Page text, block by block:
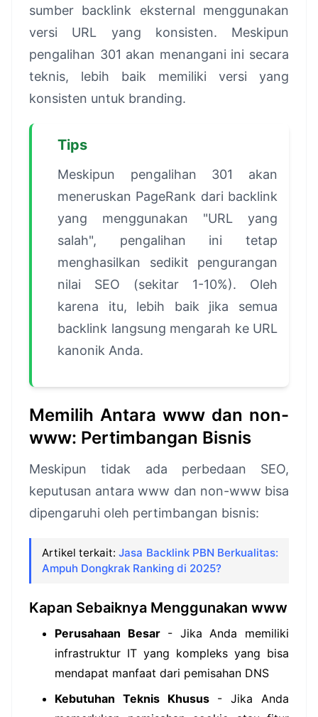
sumber backlink eksternal menggunakan
versi URL yang konsisten. Meskipun
pengalihan 301 akan menangani ini secara
teknis, lebih baik memiliki versi yang
konsisten untuk branding.
Tips
Meskipun pengalihan 301 akan
meneruskan PageRank dari backlink
yang menggunakan "URL yang
salah", pengalihan ini tetap
menghasilkan sedikit pengurangan
nilai SEO (sekitar 1-10%). Oleh
karena itu, lebih baik jika semua
backlink langsung mengarah ke URL
kanonik Anda.
Memilih Antara www dan non-
www: Pertimbangan Bisnis
Meskipun tidak ada perbedaan SEO,
keputusan antara www dan non-www bisa
dipengaruhi oleh pertimbangan bisnis:
Artikel terkait:Jasa Backlink PBN Berkualitas:
Ampuh Dongkrak Ranking di 2025?
Kapan Sebaiknya Menggunakan www
Perusahaan Besar- Jika Anda memiliki
infrastruktur IT yang kompleks yang bisa
mendapat manfaat dari pemisahan DNS
Kebutuhan Teknis Khusus- Jika Anda